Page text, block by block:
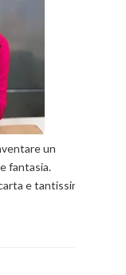
un
fantasia.
e tantissimi